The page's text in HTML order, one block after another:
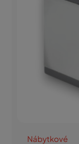
Nábytkové